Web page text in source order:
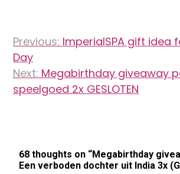
navigatie
Previous: ImperialSPA gift idea
Day
Next: Megabirthday giveaway
speelgoed 2x GESLOTEN
68 thoughts on “Megabirthday
Een verboden dochter uit India 3x